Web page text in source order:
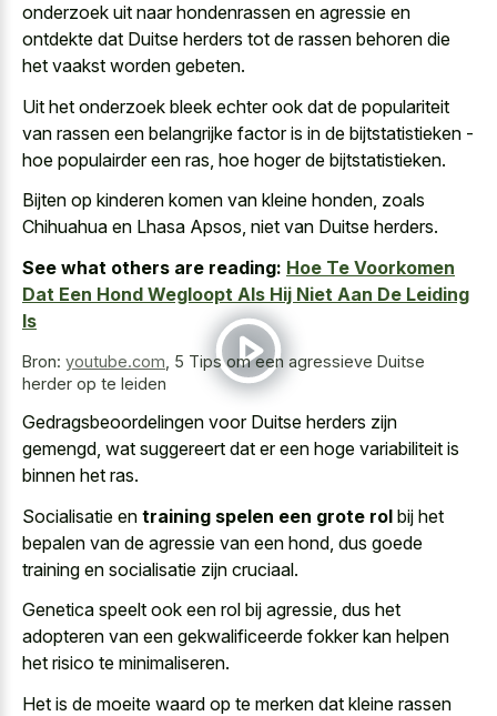
onderzoek uit naar hondenrassen en agressie en
ontdekte dat Duitse herders tot de rassen behoren die
het vaakst worden gebeten.
Uit het onderzoek bleek echter ook dat de populariteit
van rassen een belangrijke factor is in de bijtstatistieken -
hoe populairder een ras, hoe hoger de bijtstatistieken.
Bijten op kinderen komen van kleine honden, zoals
Chihuahua en Lhasa Apsos, niet van Duitse herders.
See what others are reading: Hoe Te Voorkomen
Dat Een Hond Wegloopt Als Hij Niet Aan De Leiding
Is
Bron: youtube.com 5 Tips om een agressieve Duitse
herder op te leiden
Gedragsbeoordelingen voor Duitse herders zijn
gemengd, wat suggereert dat er een hoge variabiliteit is
binnen het ras.
Socialisatie en training spelen een grote rol bij het
bepalen van de agressie van een hond, dus goede
training en socialisatie zijn cruciaal.
Genetica speelt ook een rol bij agressie, dus het
adopteren van een gekwalificeerde fokker kan helpen
het risico te minimaliseren.
Het is de moeite waard op te merken dat kleine rassen